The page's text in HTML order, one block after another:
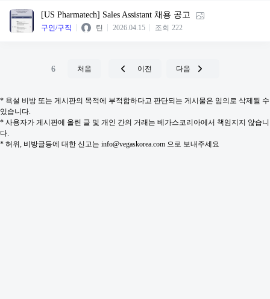
[US Pharmatech] Sales Assistant 채용 공고
구인/구직 틴 2026.04.15 조회 222
6 처음 이전 다음
* 욕설 비방 또는 게시판의 목적에 부적합하다고 판단되는 게시물은 임의로 삭제될 수
있습니다.
* 사용자가 게시판에 올린 글 및 개인 간의 거래는 베가스코리아에서 책임지지 않습니
다.
* 허위, 비방글등에 대한 신고는 info@vegaskorea.com 으로 보내주세요